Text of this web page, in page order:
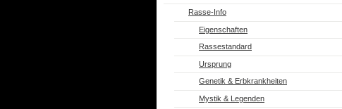
Rasse-Info
Eigenschaften
Rassestandard
Ursprung
Genetik & Erbkrankheiten
Mystik & Legenden